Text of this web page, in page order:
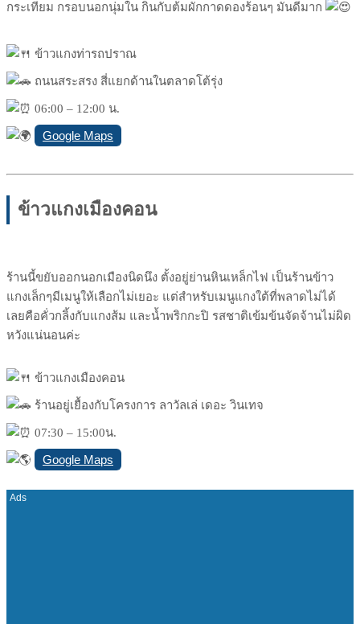
กระเทียม กรอบนอกนุ่มใน กินกับต้มผักกาดดองร้อนๆ มันดีมาก
ข้าวแกงท่ารถปราณ
ถนนสระสรง สี่แยกด้านในตลาดโต้รุ่ง
06:00 – 12:00 น.
Google Maps
ข้าวแกงเมืองคอน
ร้านนี้ขยับออกนอกเมืองนิดนึง ตั้งอยู่ย่านหินเหล็กไฟ เป็นร้านข้าว
แกงเล็กๆมีเมนูให้เลือกไม่เยอะ แต่สำหรับเมนูแกงใต้ที่พลาดไม่ได้
เลยคือคั่วกลิ้งกับแกงส้ม และน้ำพริกกะปิ รสชาติเข้มข้นจัดจ้านไม่ผิด
หวังแน่นอนค่ะ
ข้าวแกงเมืองคอน
ร้านอยู่เยื้องกับโครงการ ลาวัลเล่ เดอะ วินเทจ
07:30 – 15:00น.
Google Maps